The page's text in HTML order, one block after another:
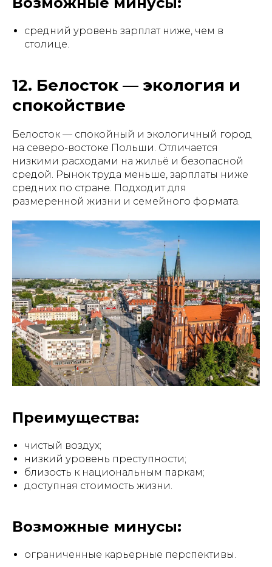
средний уровень зарплат ниже, чем в
столице.
12. Белосток — экология и
спокойствие
Белосток — спокойный и экологичный город
на северо-востоке Польши. Отличается
низкими расходами на жильё и безопасной
средой. Рынок труда меньше, зарплаты ниже
средних по стране. Подходит для
размеренной жизни и семейного формата.
Преимущества:
чистый воздух;
низкий уровень преступности;
близость к национальным паркам;
доступная стоимость жизни.
Возможные минусы:
ограниченные карьерные перспективы.